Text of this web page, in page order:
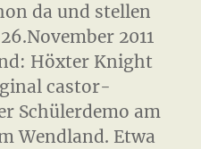
da und stellen
2011
Höxter Knight
castor-
Schülerdemo am
Wendland. Etwa